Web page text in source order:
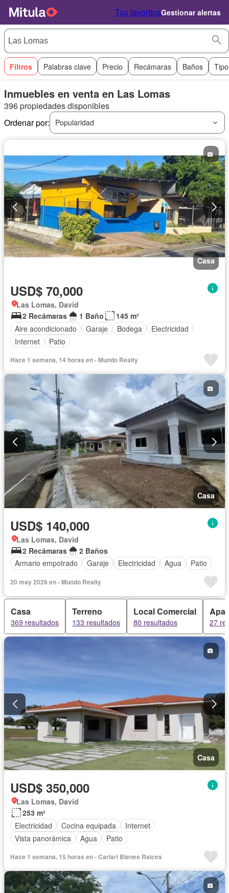
Tus favoritosGestionar alertas
Filtros Palabras clave Precio Recámaras Baños
Inmuebles en venta en Las Lomas
396 propiedades disponibles
Ordenar por:
Popularidad
Casa
USD$ 70,000
Las Lomas, David
2 Recámaras
1 Baño
145 m²
Aire acondicionado
Garaje Bodega
Electricidad
Internet
Patio
Hace 1 semana, 14 horas en - Mundo Realty
Casa
USD$ 140,000
Las Lomas, David
2 Recámaras
2 Baños
Armario empotrado
Garaje Electricidad Agua Patio
20 may 2026 en - Mundo Realty
Casa
369 resultados
Terreno
133 resultados
Local Comercial
80 resultados 27
Casa
USD$ 350,000
Las Lomas, David
253 m²
Electricidad
Cocina equipada
Internet
Vista panorámica
Agua Patio
Hace 1 semana, 15 horas en - Cariari Bienes Raices